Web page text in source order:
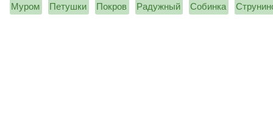
Муром Петушки Покров Радужный Собинка